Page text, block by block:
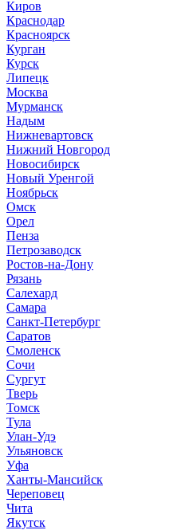
Киров
Краснодар
Красноярск
Курган
Курск
Липецк
Москва
Мурманск
Надым
Нижневартовск
Нижний Новгород
Новосибирск
Новый Уренгой
Ноябрьск
Омск
Орел
Пенза
Петрозаводск
Ростов-на-Дону
Рязань
Салехард
Самара
Санкт-Петербург
Саратов
Смоленск
Сочи
Сургут
Тверь
Томск
Тула
Улан-Удэ
Ульяновск
Уфа
Ханты-Мансийск
Череповец
Чита
Якутск